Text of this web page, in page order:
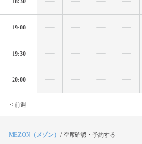
19:00
19:30
20:00
< 前週
MEZON（メゾン） / 空席確認・予約する